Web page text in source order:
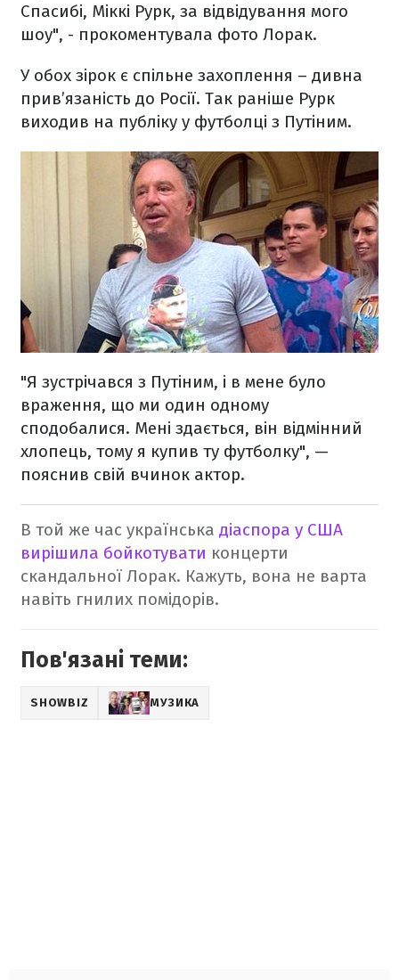
Спасибі, Міккі Рурк, за відвідування мого
шоу", - прокоментувала фото Лорак.
У обох зірок є спільне захоплення – дивна
прив’язаність до Росії. Так раніше Рурк
виходив на публіку у футболці з Путіним.
"Я зустрічався з Путіним, і в мене було
враження, що ми один одному
сподобалися. Мені здається, він відмінний
хлопець, тому я купив ту футболку", —
пояснив свій вчинок актор.
В той же час українська діаспора у США
вирішила бойкотувати концерти
скандальної Лорак. Кажуть, вона не варта
навіть гнилих помідорів.
Пов'язані теми:
SHOWBIZ МУЗИКА